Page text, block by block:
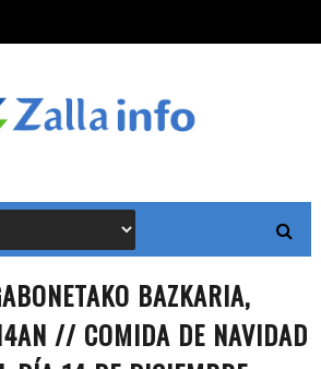
BAZKARIA,
// COMIDA DE NAVIDAD